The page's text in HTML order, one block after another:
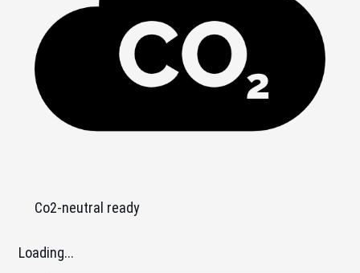
Co2-neutral ready
Loading...